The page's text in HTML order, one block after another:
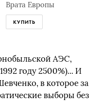
Врата Европы
КУПИТЬ
АЭС,
году 2500%)... И
в которое за
выборы без